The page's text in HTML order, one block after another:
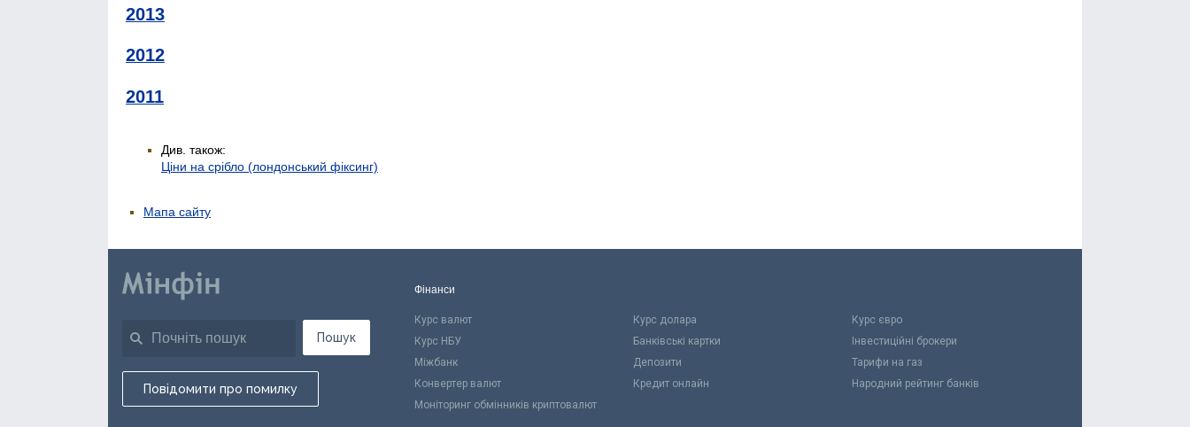
2013
2012
2011
Див. також:
Ціни на срібло (лондонський фіксинг)
Мапа сайту
Пошук
Повідомити про помилку
Фінанси
Курс валют Курс долара
Курс євро
Курс НБУ
Банківські картки
Інвестиційні брокери
Міжбанк
Депозити
Тарифи на газ
Конвертер валют
Кредит онлайн
Народний рейтинг банків
Моніторинг обмінників криптовалют